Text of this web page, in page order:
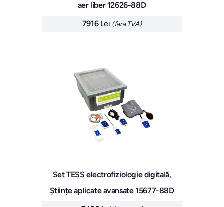
aer liber 12626-88D
7916 Lei (fara TVA)
Set TESS electrofiziologie digitală,
Științe aplicate avansate 15677-88D